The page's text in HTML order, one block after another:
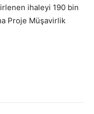
ihaleyi 190 bin
Proje Müşavirlik